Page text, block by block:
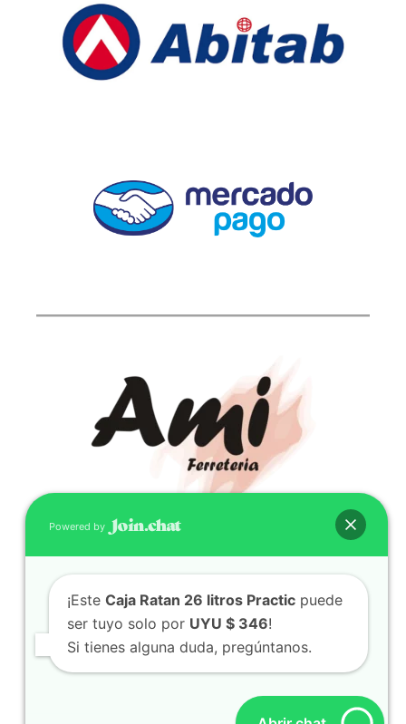
CONTACTO
(598) 099 466 212
correo@ferreami.com.uy
099 466 212
Facebook
Instagram
Powered by
¡Este Caja Ratan 26 litros Practic puede
ser tuyo solo por UYU $ 346!
Si tienes alguna duda, pregúntanos.